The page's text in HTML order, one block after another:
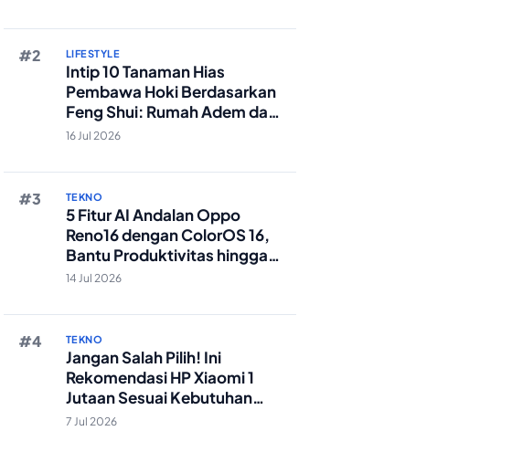
LIFESTYLE
Intip 10 Tanaman Hias
Pembawa Hoki Berdasarkan
Feng Shui: Rumah Adem dan
Rezeki Lancar!
16 Jul 2026
TEKNO
5 Fitur AI Andalan Oppo
Reno16 dengan ColorOS 16,
Bantu Produktivitas hingga
Edit Foto Lebih Praktis
14 Jul 2026
TEKNO
Jangan Salah Pilih! Ini
Rekomendasi HP Xiaomi 1
Jutaan Sesuai Kebutuhan
Anda
7 Jul 2026